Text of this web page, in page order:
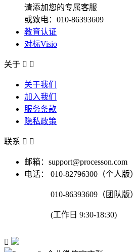
请添加您的专属客服
或致电：010-86393609
教育认证
对标Visio
关于  
关于我们
加入我们
服务条款
隐私政策
联系  
邮箱：support@processon.com
电话：
010-82796300（个人版）
010-86393609（团队版）
(工作日 9:30-18:30)
